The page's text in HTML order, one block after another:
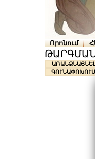
Որոնում